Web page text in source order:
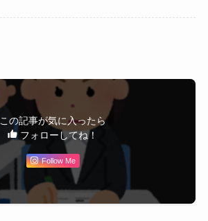
この記事が気に入ったら
フォローしてね！
Follow Me